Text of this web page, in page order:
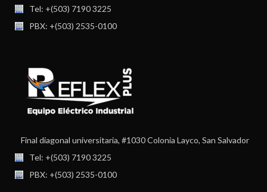
Tel: +(503) 7190 3225
PBX: +(503) 2535-0100
Final diagonal universitaria, #1030 Colonia Layco, San Salvador
Tel: +(503) 7190 3225
PBX: +(503) 2535-0100